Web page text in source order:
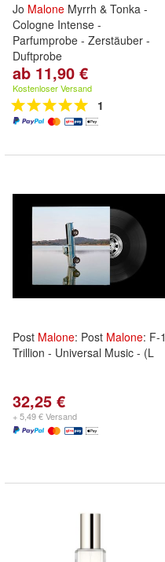
Jo Malone Myrrh & Tonka -
Cologne Intense -
Parfumprobe - Zerstäuber -
Duftprobe
ab 11,90 €
Kostenloser Versand
1
Post Malone: Post Malone: F-1
Trillion - Universal Music - (L
32,25 €
+ 5,49 € Versand